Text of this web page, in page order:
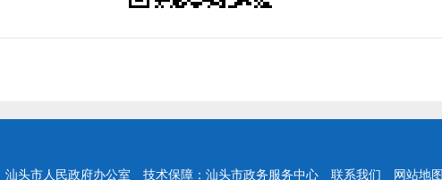
汕头市人民政府办公室 技术保障：汕头市政务服务中心 联系我们 网站地图